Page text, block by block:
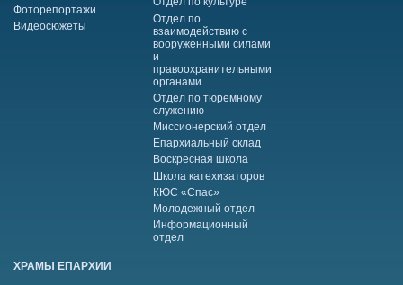
Фоторепортажи
Видеосюжеты
Отдел по
взаимодействию с
вооруженными силами
и
правоохранительными
органами
Отдел по тюремному
служению
Миссионерский отдел
Епархиальный склад
Воскресная школа
Школа катехизаторов
КЮС «Спас»
Молодежный отдел
Информационный
отдел
ХРАМЫ ЕПАРХИИ